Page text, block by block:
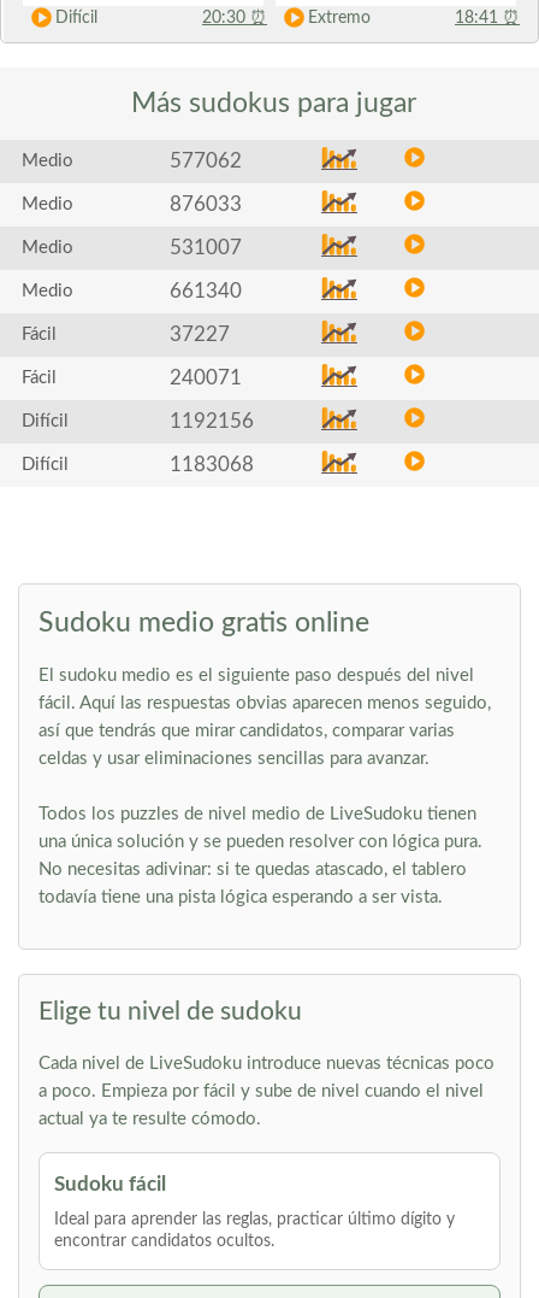
Difícil 20:30 ⏰ Extremo 18:41 ⏰
Más sudokus para jugar
Medio 577062
Medio 876033
Medio 531007
Medio 661340
Fácil 37227
Fácil 240071
Difícil 1192156
Difícil 1183068
Sudoku medio gratis online
El sudoku medio es el siguiente paso después del nivel
fácil. Aquí las respuestas obvias aparecen menos seguido,
así que tendrás que mirar candidatos, comparar varias
celdas y usar eliminaciones sencillas para avanzar.
Todos los puzzles de nivel medio de LiveSudoku tienen
una única solución y se pueden resolver con lógica pura.
No necesitas adivinar: si te quedas atascado, el tablero
todavía tiene una pista lógica esperando a ser vista.
Elige tu nivel de sudoku
Cada nivel de LiveSudoku introduce nuevas técnicas poco
a poco. Empieza por fácil y sube de nivel cuando el nivel
actual ya te resulte cómodo.
Sudoku fácil
Ideal para aprender las reglas, practicar último dígito y
encontrar candidatos ocultos.